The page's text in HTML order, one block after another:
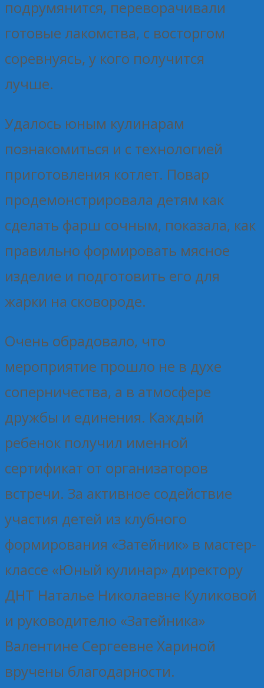
подрумянится, переворачивали
готовые лакомства, с восторгом
соревнуясь, у кого получится
лучше.
Удалось юным кулинарам
познакомиться и с технологией
приготовления котлет. Повар
продемонстрировала детям как
сделать фарш сочным, показала, как
правильно формировать мясное
изделие и подготовить его для
жарки на сковороде.
Очень обрадовало, что
мероприятие прошло не в духе
соперничества, а в атмосфере
дружбы и единения. Каждый
ребенок получил именной
сертификат от организаторов
встречи. За активное содействие
участия детей из клубного
формирования «Затейник» в мастер-
классе «Юный кулинар» директору
ДНТ Наталье Николаевне Куликовой
и руководителю «Затейника»
Валентине Сергеевне Хариной
вручены благодарности.